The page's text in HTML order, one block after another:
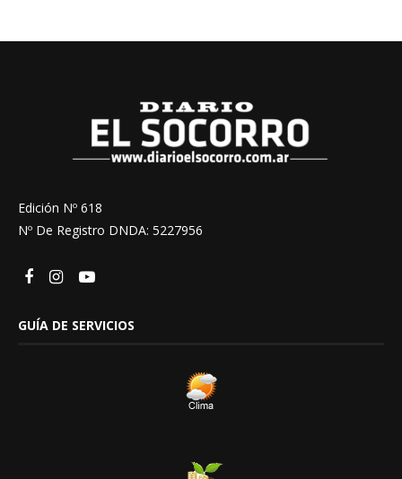
Edición Nº 618
Nº De Registro DNDA: 5227956
GUÍA DE SERVICIOS